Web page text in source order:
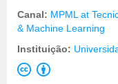
Canal: MPML at
& Machine Learning
Instituição: